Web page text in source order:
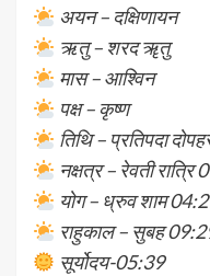
अयन – दक्षिणायन
ऋतु – शरद ॠतु
मास – आश्विन
पक्ष – कृष्ण
तिथि – प्रतिपदा
नक्षत्र – रेवती
योग – ध्रुव शाम
राहुकाल – सुबह
सूर्योदय-05:39